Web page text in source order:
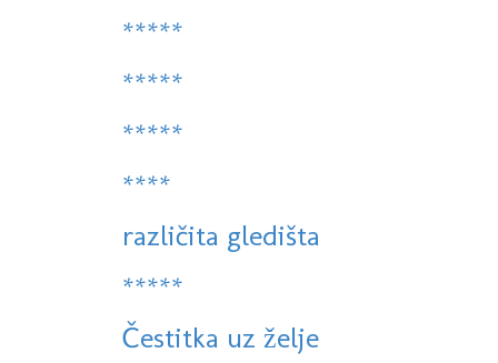
*****
*****
*****
****
različita gledišta
*****
Čestitka uz želje